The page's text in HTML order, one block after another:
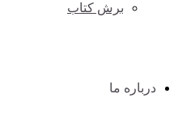
برش کتاب
درباره ما